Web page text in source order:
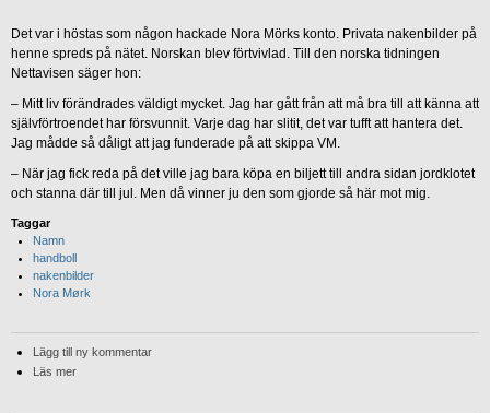
Det var i höstas som någon hackade Nora Mörks konto. Privata nakenbilder på
henne spreds på nätet. Norskan blev förtvivlad. Till den norska tidningen
Nettavisen säger hon:
– Mitt liv förändrades väldigt mycket. Jag har gått från att må bra till att känna att
självförtroendet har försvunnit. Varje dag har slitit, det var tufft att hantera det.
Jag mådde så dåligt att jag funderade på att skippa VM.
– När jag fick reda på det ville jag bara köpa en biljett till andra sidan jordklotet
och stanna där till jul. Men då vinner ju den som gjorde så här mot mig.
Taggar
Namn
handboll
nakenbilder
Nora Mørk
Lägg till ny kommentar
Läs mer